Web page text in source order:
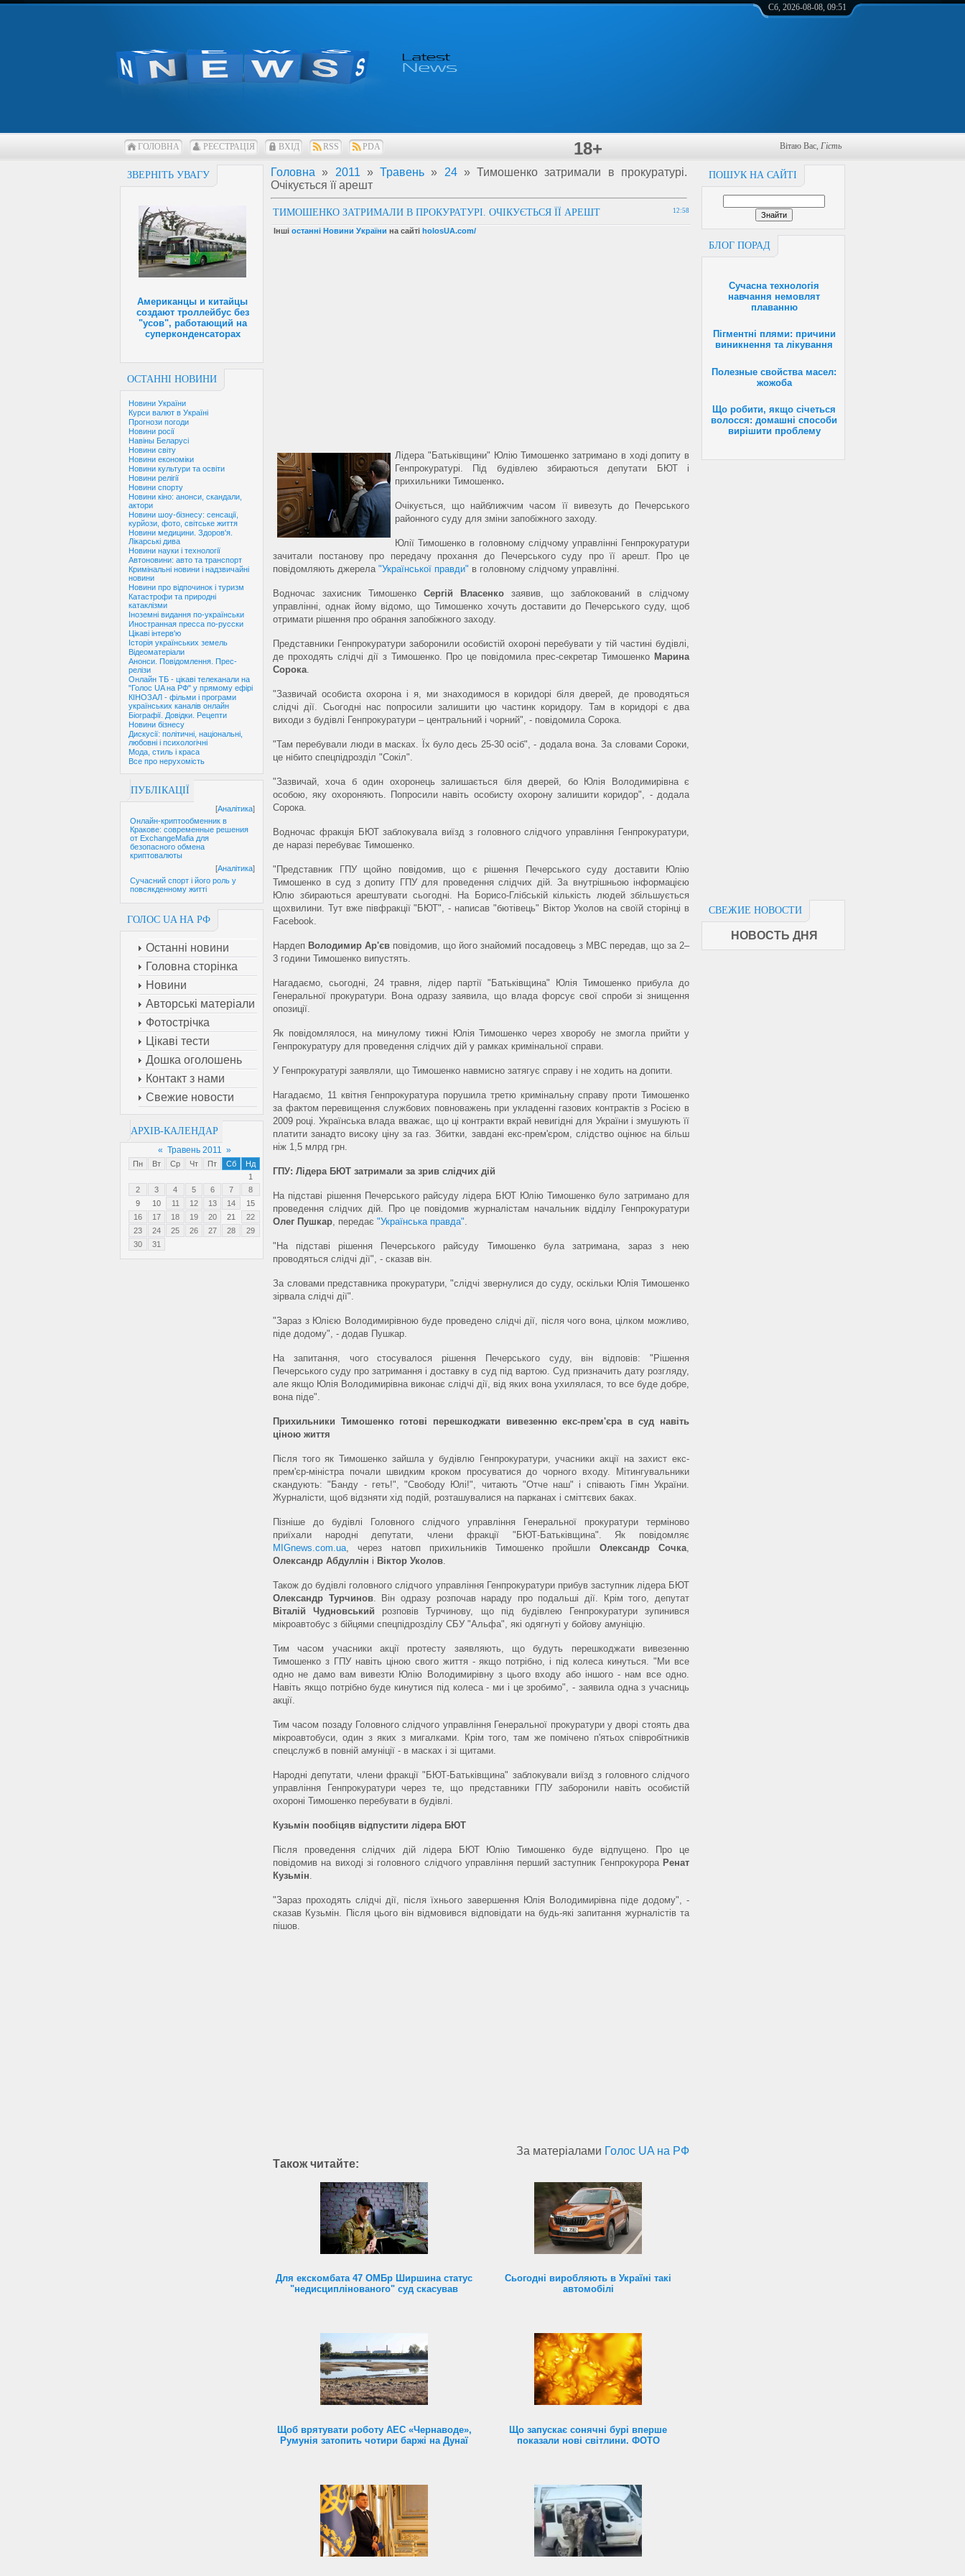
Сб, 2026-08-08, 09:51
ГОЛОВНА РЕЄСТРАЦІЯ ВХІД RSS PDA 18+ Вітаю Вас, Гість
ЗВЕРНІТЬ УВАГУ
Американцы и китайцы
создают троллейбус без
"усов", работающий на
суперконденсаторах
ОСТАННІ НОВИНИ
Новини України
Курси валют в Україні
Прогнози погоди
Новини росії
Навіны Беларусі
Новини світу
Новини економіки
Новини культури та освіти
Новини релігії
Новини спорту
Новини кіно: анонси, скандали,
актори
Новини шоу-бізнесу: сенсації,
курйози, фото, світське життя
Новини медицини. Здоров'я.
Лікарські дива
Новини науки і технології
Автоновини: авто та транспорт
Кримінальні новини і надзвичайні
новини
Новини про відпочинок і туризм
Катастрофи та природні
катаклізми
Іноземні видання по-українськи
Иностранная пресса по-русски
Цікаві інтерв'ю
Історія українських земель
Відеоматеріали
Анонси. Повідомлення. Прес-
релізи
Онлайн ТБ - цікаві телеканали на
"Голос UA на РФ" у прямому ефірі
КІНОЗАЛ - фільми і програми
українських каналів онлайн
Біографії. Довідки. Рецепти
Новини бізнесу
Дискусії: політичні, національні,
любовні і психологічні
Мода, стиль і краса
Все про нерухомість
ПУБЛІКАЦІЇ
[Аналітика]
Онлайн-криптообменник в
Кракове: современные решения
от ExchangeMafia для
безопасного обмена
криптовалюты
[Аналітика]
Сучасний спорт і його роль у
повсякденному житті
ГОЛОС UA НА РФ
Останні новини
Головна сторінка
Новини
Авторські матеріали
Фотострічка
Цікаві тести
Дошка оголошень
Контакт з нами
Свежие новости
АРХІВ-КАЛЕНДАР
« Травень 2011 »
Пн Вт Ср Чт Пт Сб
Нд
1
2
3 4 5 6 7
8
9
10 11 12 13 14
15
16
17 18 19 20 21
22
23
24 25 26 27 28
29
30
31
ПОШУК НА САЙТІ
БЛОГ ПОРАД
Сучасна технологія
навчання немовлят
плаванню
Пігментні плями: причини
виникнення та лікування
Полезные свойства масел:
жожоба
Що робити, якщо січеться
волосся: домашні способи
вирішити проблему
СВЕЖИЕ НОВОСТИ
НОВОСТЬ ДНЯ
Головна » 2011 » Травень » 24» Тимошенко затримали в прокуратурі.
Очікується її арешт
12:58
ТИМОШЕНКО ЗАТРИМАЛИ В ПРОКУРАТУРІ. ОЧІКУЄТЬСЯ ЇЇ АРЕШТ
Інші останні Новини України на сайті holosUA.com/
Лідера "Батьківщини" Юлію Тимошенко затримано в ході допиту в
Генпрокуратурі. Під будівлею збираються депутати БЮТ і
прихильники Тимошенко.
Очікується, що найближчим часом її вивезуть до Печерського
районного суду для зміни запобіжного заходу.
Юлії Тимошенко в головному слідчому управлінні Генпрокуратури
зачитали постанову про передачу прохання до Печерського суду про її арешт. Про це
повідомляють джерела "Української правди" в головному слідчому управлінні.
Водночас захисник Тимошенко Сергій Власенко заявив, що заблокований в слідчому
управлінні, однак йому відомо, що Тимошенко хочуть доставити до Печерського суду, щоб
отримати рішення про обрання запобіжного заходу.
Представники Генпрокуратури заборонили особистій охороні перебувати у тій частині будівлі,
де проходять слідчі дії з Тимошенко. Про це повідомила прес-секретар Тимошенко Марина
Сорока.
"Зазвичай особиста охорона і я, ми знаходимося в коридорі біля дверей, де проводяться
слідчі дії. Сьогодні нас попросили залишити цю частинк коридору. Там в коридорі є два
виходи з будівлі Генпрокуратури – центральний і чорний", - повідомила Сорока.
"Там перебували люди в масках. Їх було десь 25-30 осіб", - додала вона. За словами Сороки,
це нібито спецпідрозділ "Сокіл".
"Зазвичай, хоча б один охоронець залишається біля дверей, бо Юлія Володимирівна є
особою, яку охороняють. Попросили навіть особисту охорону залишити коридор", - додала
Сорока.
Водночас фракція БЮТ заблокувала виїзд з головного слідчого управління Генпрокуратури,
де наразі перебуває Тимошенко.
"Представник ГПУ щойно повідомив, що є рішення Печерського суду доставити Юлію
Тимошенко в суд з допиту ГПУ для проведення слідчих дій. За внутрішньою інформацією
Юлю збираються арештувати сьогодні. На Борисо-Глібській кількість людей збільшується
щохвилини. Тут вже півфракції "БЮТ", - написав "бютівець" Віктор Уколов на своїй сторінці в
Facebook.
Нардеп Володимир Ар'єв повідомив, що його знайомий посадовець з МВС передав, що за 2–
3 години Тимошенко випустять.
Нагадаємо, сьогодні, 24 травня, лідер партії "Батьківщина" Юлія Тимошенко прибула до
Генеральної прокуратури. Вона одразу заявила, що влада форсує свої спроби зі знищення
опозиції.
Як повідомлялося, на минулому тижні Юлія Тимошенко через хворобу не змогла прийти у
Генпрокуратуру для проведення слідчих дій у рамках кримінальної справи.
У Генпрокуратурі заявляли, що Тимошенко навмисно затягує справу і не ходить на допити.
Нагадаємо, 11 квітня Генпрокуратура порушила третю кримінальну справу проти Тимошенко
за фактом перевищення службових повноважень при укладенні газових контрактів з Росією в
2009 році. Українська влада вважає, що ці контракти вкрай невигідні для України і змушують її
платити занадто високу ціну за газ. Збитки, завдані екс-прем'єром, слідство оцінює на більш
ніж 1,5 млрд грн.
ГПУ: Лідера БЮТ затримали за зрив слідчих дій
На підставі рішення Печерського райсуду лідера БЮТ Юлію Тимошенко було затримано для
проведення слідчих дій. Про це повідомив журналістам начальник відділу Генпрокуратури
Олег Пушкар, передає "Українська правда".
"На підставі рішення Печерського райсуду Тимошенко була затримана, зараз з нею
проводяться слідчі дії", - сказав він.
За словами представника прокуратури, "слідчі звернулися до суду, оскільки Юлія Тимошенко
зірвала слідчі дії".
"Зараз з Юлією Володимирівною буде проведено слідчі дії, після чого вона, цілком можливо,
піде додому", - додав Пушкар.
На запитання, чого стосувалося рішення Печерського суду, він відповів: "Рішення
Печерського суду про затримання і доставку в суд під вартою. Суд призначить дату розгляду,
але якщо Юлія Володимирівна виконає слідчі дії, від яких вона ухилялася, то все буде добре,
вона піде".
Прихильники Тимошенко готові перешкоджати вивезенню екс-прем'єра в суд навіть
ціною життя
Після того як Тимошенко зайшла у будівлю Генпрокуратури, учасники акції на захист екс-
прем'єр-міністра почали швидким кроком просуватися до чорного входу. Мітингувальники
скандують: "Банду - геть!", "Свободу Юлі!", читають "Отче наш" і співають Гімн України.
Журналісти, щоб відзняти хід подій, розташувалися на парканах і сміттєвих баках.
Пізніше до будівлі Головного слідчого управління Генеральної прокуратури терміново
приїхали народні депутати, члени фракції "БЮТ-Батьківщина". Як повідомляє
MIGnews.com.ua, через натовп прихильників Тимошенко пройшли Олександр Сочка,
Олександр Абдуллін і Віктор Уколов.
Також до будівлі головного слідчого управління Генпрокуратури прибув заступник лідера БЮТ
Олександр Турчинов. Він одразу розпочав нараду про подальші дії. Крім того, депутат
Віталій Чудновський розповів Турчинову, що під будівлею Генпрокуратури зупинився
мікроавтобус з бійцями спецпідрозділу СБУ "Альфа", які одягнуті у бойову амуніцію.
Тим часом учасники акції протесту заявляють, що будуть перешкоджати вивезенню
Тимошенко з ГПУ навіть ціною свого життя - якщо потрібно, і під колеса кинуться. "Ми все
одно не дамо вам вивезти Юлію Володимирівну з цього входу або іншого - нам все одно.
Навіть якщо потрібно буде кинутися під колеса - ми і це зробимо", - заявила одна з учасниць
акції.
Тим часом позаду Головного слідчого управління Генеральної прокуратури у дворі стоять два
мікроавтобуси, один з яких з мигалками. Крім того, там же помічено п'ятьох співробітників
спецслужб в повній амуніції - в масках і зі щитами.
Народні депутати, члени фракції "БЮТ-Батьківщина" заблокували виїзд з головного слідчого
управління Генпрокуратури через те, що представники ГПУ заборонили навіть особистій
охороні Тимошенко перебувати в будівлі.
Кузьмін пообіцяв відпустити лідера БЮТ
Після проведення слідчих дій лідера БЮТ Юлію Тимошенко буде відпущено. Про це
повідомив на виході зі головного слідчого управління перший заступник Генпрокурора Ренат
Кузьмін.
"Зараз проходять слідчі дії, після їхнього завершення Юлія Володимирівна піде додому", -
сказав Кузьмін. Після цього він відмовився відповідати на будь-які запитання журналістів та
пішов.
За матеріалами Голос UA на РФ
Також читайте:
Для екскомбата 47 ОМБр Ширшина статус
"недисциплінованого" суд скасував
Сьогодні виробляють в Україні такі
автомобілі
Щоб врятувати роботу АЕС «Чернаводе»,
Румунія затопить чотири баржі на Дунаї
Що запускає сонячні бурі вперше
показали нові світлини. ФОТО